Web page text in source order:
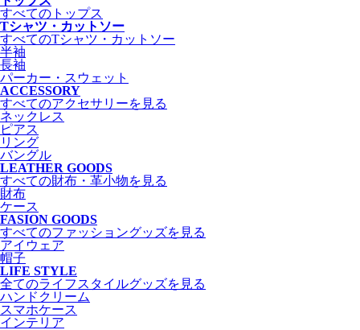
すべてのトップス
Tシャツ・カットソー
すべてのTシャツ・カットソー
半袖
長袖
パーカー・スウェット
ACCESSORY
すべてのアクセサリーを見る
ネックレス
ピアス
リング
バングル
LEATHER GOODS
すべての財布・革小物を見る
財布
ケース
FASION GOODS
すべてのファッショングッズを見る
アイウェア
帽子
LIFE STYLE
全てのライフスタイルグッズを見る
ハンドクリーム
スマホケース
インテリア